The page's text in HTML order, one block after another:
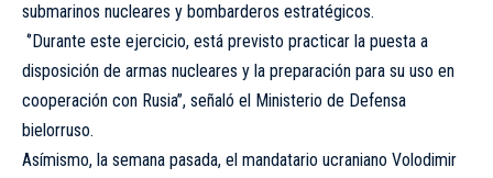
submarinos nucleares y bombarderos estratégicos.
‘’Durante este ejercicio, está previsto practicar la puesta a
disposición de armas nucleares y la preparación para su uso en
cooperación con Rusia’’, señaló el Ministerio de Defensa
bielorruso.
Asímismo, la semana pasada, el mandatario ucraniano Volodimir